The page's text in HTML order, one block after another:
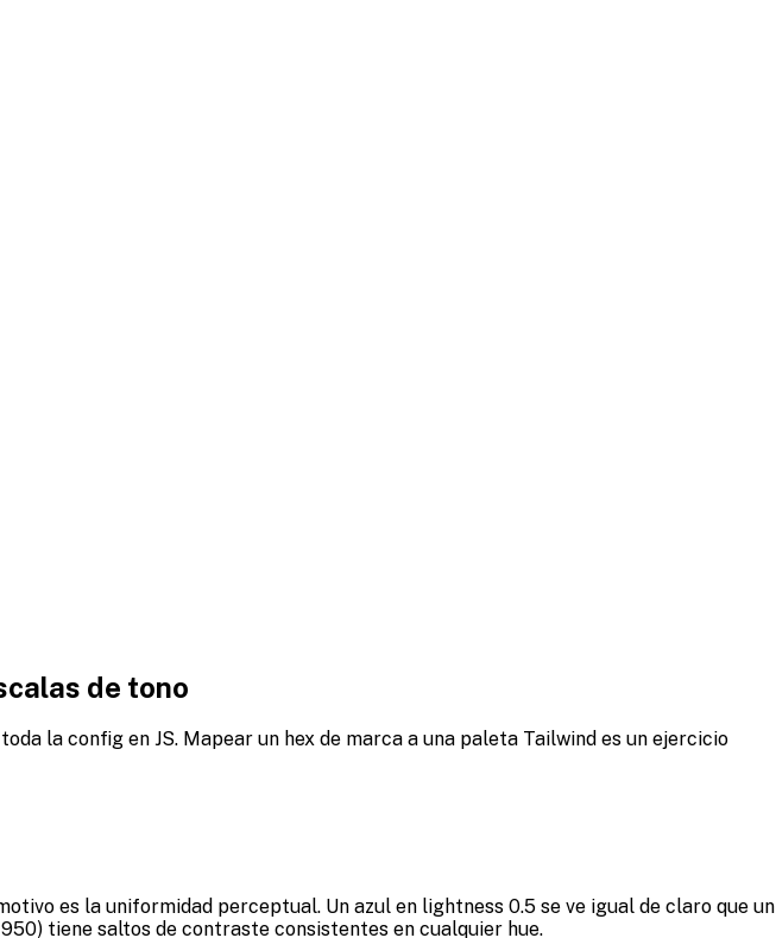
de tono
la config en JS. Mapear un hex de marca a una paleta Tailwind es un ejercicio
es la uniformidad perceptual. Un azul en lightness 0.5 se ve igual de claro que un
950) tiene saltos de contraste consistentes en cualquier hue.